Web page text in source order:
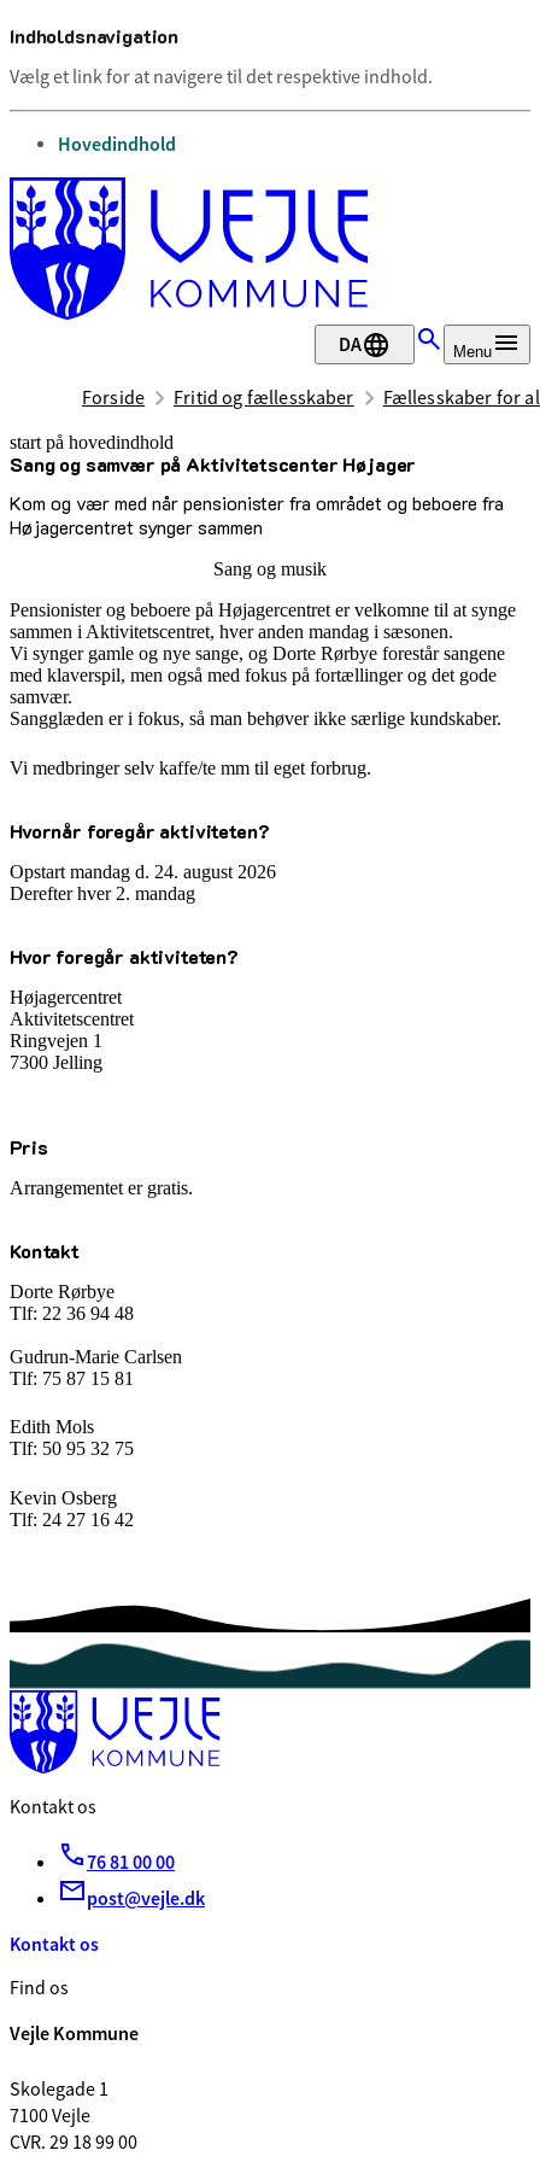
Indholdsnavigation
Vælg et link for at navigere til det respektive indhold.
gå til
Hovedindhold
DA Menu
Forside Fritid og fællesskaber Fællesskaber for
start på hovedindhold
Sang og samvær på Aktivitetscenter Højager
Kom og vær med når pensionister fra området og beboere fra
Højagercentret synger sammen
senest opdateret 14. juli 2026
Sang og musik
Pensionister og beboere på Højagercentret er velkomne til at synge
sammen i Aktivitetscentret, hver anden mandag i sæsonen.
Vi synger gamle og nye sange, og Dorte Rørbye forestår sangene
med klaverspil, men også med fokus på fortællinger og det gode
samvær.
Sangglæden er i fokus, så man behøver ikke særlige kundskaber.
Vi medbringer selv kaffe/te mm til eget forbrug.
Hvornår foregår aktiviteten?
Opstart mandag d. 24. august 2026
Derefter hver 2. mandag
Hvor foregår aktiviteten?
Højagercentret
Aktivitetscentret
Ringvejen 1
7300 Jelling
Pris
Arrangementet er gratis.
Kontakt
Dorte Rørbye
Tlf: 22 36 94 48
Gudrun-Marie Carlsen
Tlf: 75 87 15 81
Edith Mols
Tlf: 50 95 32 75
Kevin Osberg
Tlf: 24 27 16 42
Kontakt os
76 81 00 00
post@vejle.dk
Kontakt os
Find os
Vejle Kommune
Skolegade 1
7100 Vejle
CVR. 29 18 99 00